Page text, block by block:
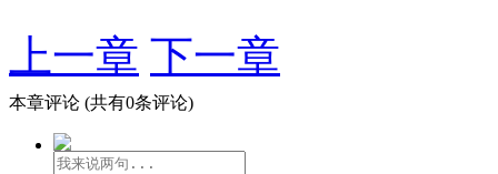
上一章 下一章
本章评论 (共有0条评论)